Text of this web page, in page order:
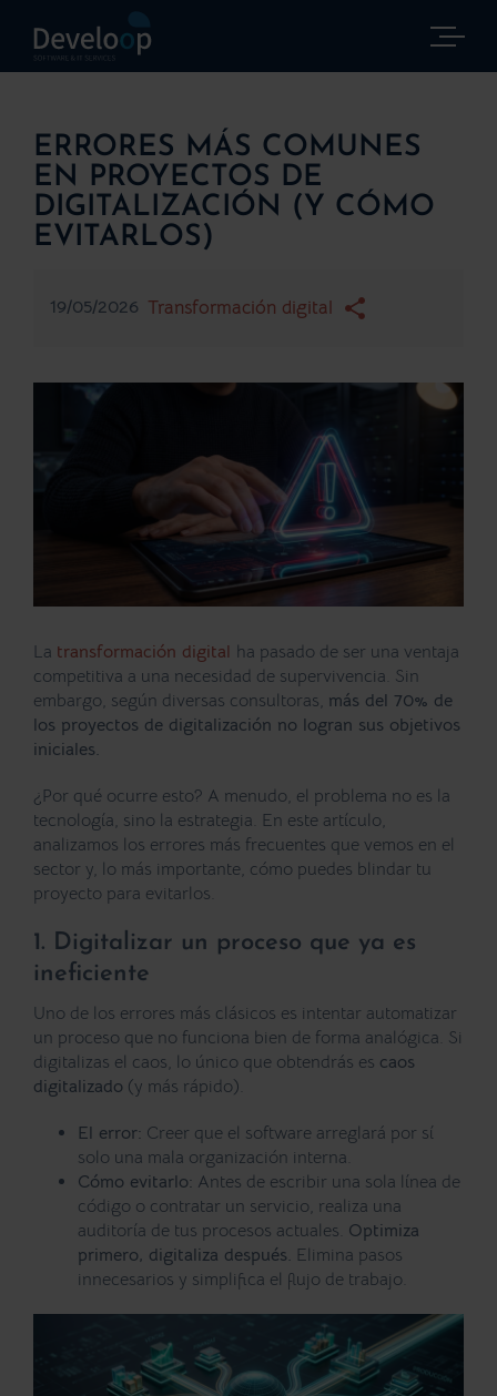
ERRORES MÁS COMUNES
EN PROYECTOS DE
DIGITALIZACIÓN (Y CÓMO
EVITARLOS)
19/05/2026 Transformación digital
grande
La transformación digital ha pasado de ser una ventaja
competitiva a una necesidad de supervivencia. Sin
embargo, según diversas consultoras, más del 70% de
los proyectos de digitalización no logran sus objetivos
iniciales.
¿Por qué ocurre esto? A menudo, el problema no es la
tecnología, sino la estrategia. En este artículo,
analizamos los errores más frecuentes que vemos en el
sector y, lo más importante, cómo puedes blindar tu
proyecto para evitarlos.
1. Digitalizar un proceso que ya es
ineficiente
Uno de los errores más clásicos es intentar automatizar
un proceso que no funciona bien de forma analógica. Si
digitalizas el caos, lo único que obtendrás es caos
digitalizado (y más rápido).
El error: Creer que el software arreglará por sí
solo una mala organización interna.
Cómo evitarlo: Antes de escribir una sola línea de
código o contratar un servicio, realiza una
auditoría de tus procesos actuales. Optimiza
primero, digitaliza después. Elimina pasos
innecesarios y simplifica el flujo de trabajo.